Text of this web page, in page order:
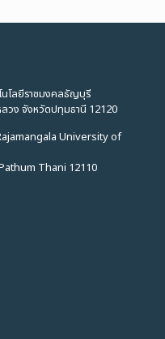
โลยีราชมงคลธัญบุรี
วง จังหวัดปทุมธานี 12120
University of
Thani 12110